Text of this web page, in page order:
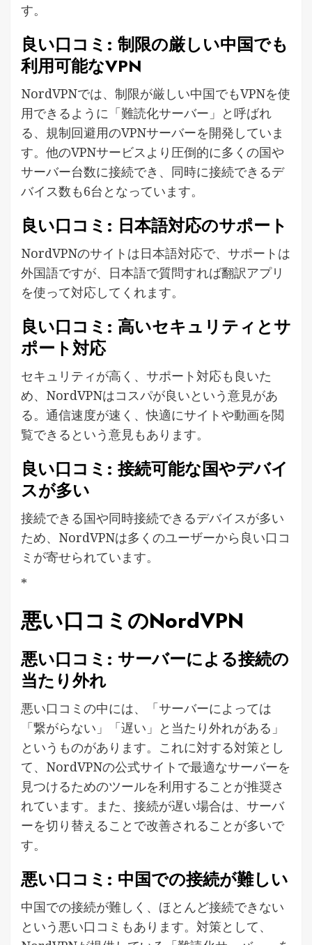
す。
良い口コミ: 制限の厳しい中国でも
利用可能なVPN
NordVPNでは、制限が厳しい中国でもVPNを使
用できるように「難読化サーバー」と呼ばれ
る、規制回避用のVPNサーバーを開発していま
す。他のVPNサービスより圧倒的に多くの国や
サーバー台数に接続でき、同時に接続できるデ
バイス数も6台となっています。
良い口コミ: 日本語対応のサポート
NordVPNのサイトは日本語対応で、サポートは
外国語ですが、日本語で質問すれば翻訳アプリ
を使って対応してくれます。
良い口コミ: 高いセキュリティとサ
ポート対応
セキュリティが高く、サポート対応も良いた
め、NordVPNはコスパが良いという意見があ
る。通信速度が速く、快適にサイトや動画を閲
覧できるという意見もあります。
良い口コミ: 接続可能な国やデバイ
スが多い
接続できる国や同時接続できるデバイスが多い
ため、NordVPNは多くのユーザーから良い口コ
ミが寄せられています。
*
悪い口コミのNordVPN
悪い口コミ: サーバーによる接続の
当たり外れ
悪い口コミの中には、「サーバーによっては
「繋がらない」「遅い」と当たり外れがある」
というものがあります。これに対する対策とし
て、NordVPNの公式サイトで最適なサーバーを
見つけるためのツールを利用することが推奨さ
れています。また、接続が遅い場合は、サーバ
ーを切り替えることで改善されることが多いで
す。
悪い口コミ: 中国での接続が難しい
中国での接続が難しく、ほとんど接続できない
という悪い口コミもあります。対策として、